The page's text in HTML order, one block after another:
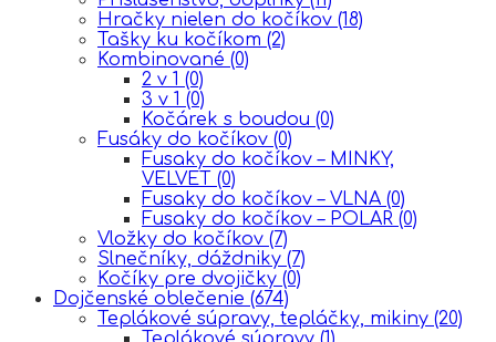
Hračky nielen do kočíkov (18)
Tašky ku kočíkom (2)
Kombinované (0)
2 v 1 (0)
3 v 1 (0)
Kočárek s boudou (0)
Fusáky do kočíkov (0)
Fusaky do kočíkov – MINKY,
VELVET (0)
Fusaky do kočíkov – VLNA (0)
Fusaky do kočíkov – POLAR (0)
Vložky do kočíkov (7)
Slnečníky, dáždniky (7)
Kočíky pre dvojičky (0)
Dojčenské oblečenie (674)
Teplákové súpravy, tepláčky, mikiny (20)